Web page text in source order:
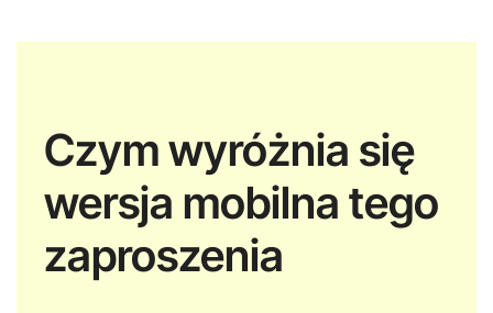
Czym wyróżnia się
wersja mobilna tego
zaproszenia